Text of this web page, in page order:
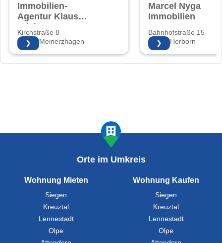
Immobilien-
Agentur Klaus
Friebe
Kirchstraße 8
58540 Meinerzhagen
❯
Marcel Nyga
Immobilien
Bahnhofstraße 15
35745 Herborn
❯
Orte im Umkreis
Wohnung Mieten
Siegen
Kreuztal
Lennestadt
Olpe
Wohnung Kaufen
Siegen
Kreuztal
Lennestadt
Olpe